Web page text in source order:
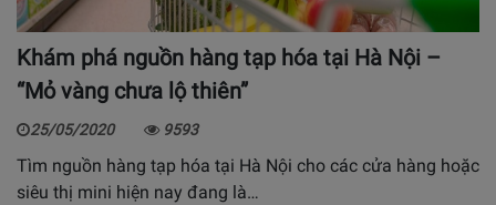
Khám phá nguồn hàng tạp hóa tại Hà Nội –
“Mỏ vàng chưa lộ thiên”
25/05/2020 9593
Tìm nguồn hàng tạp hóa tại Hà Nội cho các cửa hàng hoặc
siêu thị mini hiện nay đang là…